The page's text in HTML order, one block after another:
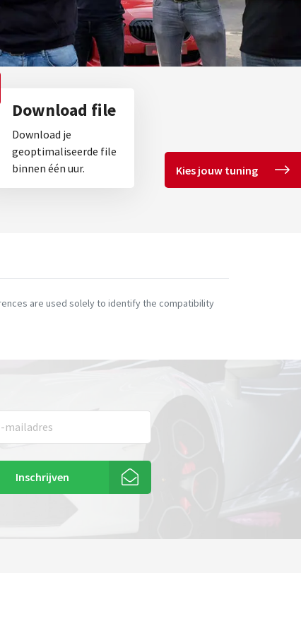
Download file
Download je
geoptimaliseerde file
binnen één uur.
Kies jouw tuning
are used solely to identify the compatibility
Inschrijven